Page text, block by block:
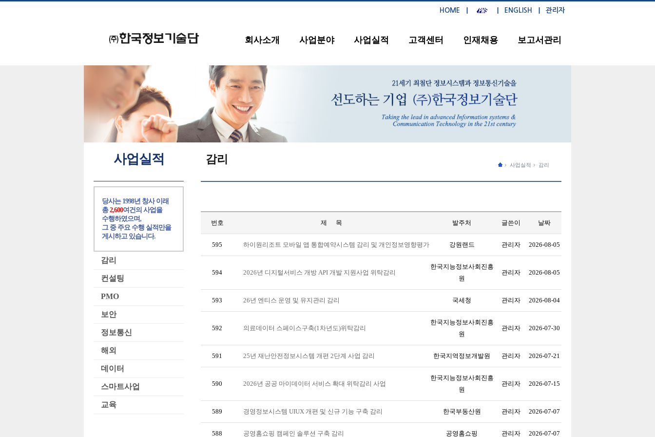
HOME ENGLISH 관리자
회사소개 사업분야 사업실적 고객센터 인재채용 보고서관리
사업실적 감리
감리
번호 제 목 발주처 글쓴이 날짜
595 하이원리조트 모바일 앱 통합예약시스템 감리 및 개인정보영향평가 강원랜드 관리자 2026-08-05
594 2026년 디지털서비스 개방 API 개발 지원사업 위탁감리
한국지능정보사회진흥
원
관리자 2026-08-05
593 26년 엔티스 운영 및 유지관리 감리 국세청 관리자 2026-08-04
592 의료데이터 스페이스구축(1차년도)위탁감리
한국지능정보사회진흥
원
관리자 2026-07-30
591 25년 재난안전정보시스템 개편 2단계 사업 감리 한국지역정보개발원 관리자 2026-07-21
590 2026년 공공 마이데이터 서비스 확대 위탁감리 사업
한국지능정보사회진흥
원
관리자 2026-07-15
589 경영정보시스템 UIUX 개편 및 신규 기능 구축 감리 한국부동산원 관리자 2026-07-07
588 공영홈쇼핑 캠페인 솔루션 구축 감리 공영홈쇼핑 관리자 2026-07-07
사업실적
당사는 1998년 창사 이래
총2,600여건의 사업을
수행하였으며,
그 중 주요 수행 실적만을
게시하고 있습니다.
감리
컨설팅
PMO
보안
정보통신
해외
데이터
스마트사업
교육